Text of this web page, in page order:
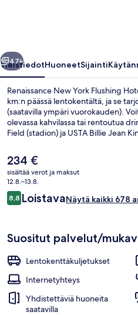
valokuvagalleria
Seuraava
47+
YleistiedotHuoneetSijainti
Renaissance New York Flushing
km:n päässä lentokentältä, ja se
(saatavilla ympäri vuorokauden).
olevassa kahvilassa tai rentoutua
Field (stadion) ja USTA Billie Jean
Matkailijat arvostavat
Nykyinen
hinta
on
234 €
234 €
sisältää verot ja maksut
12.8.–13.8.
Arvostelut
8,88,8 kautta 10.
LoistavaNäytä kaikki 678
Suositut palvelut/
Lentokenttäkuljetukset
Internetyhteys
Yhdistettäviä huoneita
saatavilla